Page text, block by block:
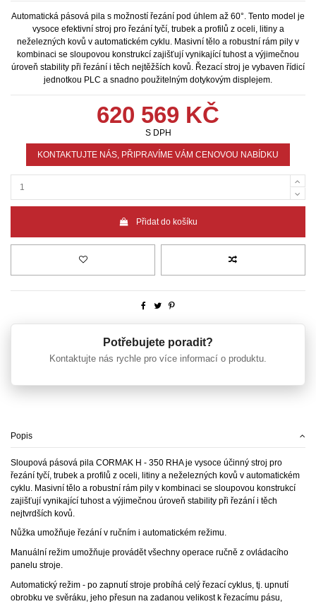
Automatická pásová pila s možností řezání pod úhlem až 60°. Tento model je
vysoce efektivní stroj pro řezání tyčí, trubek a profilů z oceli, litiny a
neželezných kovů v automatickém cyklu. Masivní tělo a robustní rám pily v
kombinaci se sloupovou konstrukcí zajišťují vynikající tuhost a výjimečnou
úroveň stability při řezání i těch nejtěžších kovů. Řezací stroj je vybaven řídicí
jednotkou PLC a snadno použitelným dotykovým displejem.
620 569 KČ
S DPH
KONTAKTUJTE NÁS, PŘIPRAVÍME VÁM CENOVOU NABÍDKU
Přidat do košíku
Potřebujete poradit?
Kontaktujte nás rychle pro více informací o produktu.
Popis
Sloupová pásová pila CORMAK H - 350 RHA je vysoce účinný stroj pro
řezání tyčí, trubek a profilů z oceli, litiny a neželezných kovů v automatickém
cyklu. Masivní tělo a robustní rám pily v kombinaci se sloupovou konstrukcí
zajišťují vynikající tuhost a výjimečnou úroveň stability při řezání i těch
nejtvrdších kovů.
Nůžka umožňuje řezání v ručním i automatickém režimu.
Manuální režim umožňuje provádět všechny operace ručně z ovládacího
panelu stroje.
Automatický režim - po zapnutí stroje probíhá celý řezací cyklus, tj. upnutí
obrobku ve svěráku, jeho přesun na zadanou velikost k řezacímu pásu,